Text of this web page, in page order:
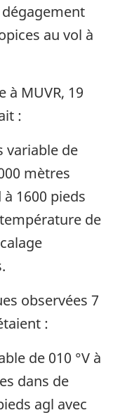
au vol à
MUVR, 19
:
variable de
mètres
1600 pieds
de
observées 7
:
de 010 °V à
dans de
agl avec